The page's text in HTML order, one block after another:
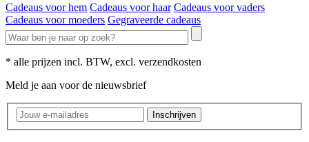
Cadeaus voor hem Cadeaus voor haar Cadeaus voor vaders
Cadeaus voor moeders Gegraveerde cadeaus
* alle prijzen incl. BTW, excl. verzendkosten
Meld je aan voor de nieuwsbrief
Inschrijven